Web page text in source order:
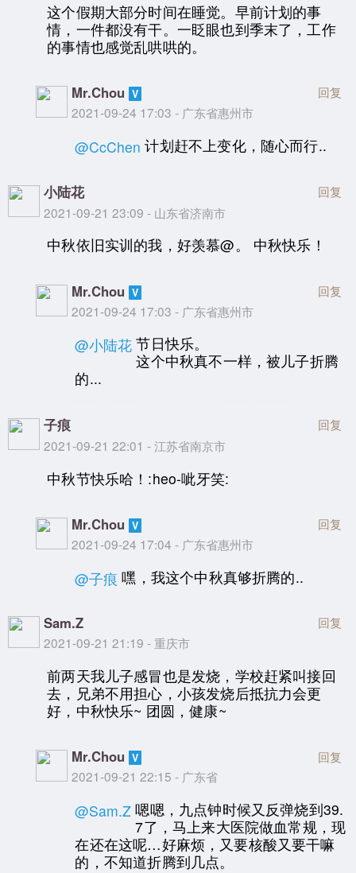
这个假期大部分时间在睡觉。早前计划的事
情，一件都没有干。一眨眼也到季末了，工作
的事情也感觉乱哄哄的。
Mr.Chou
2021-09-24 17:03 - 广东省惠州市
回复
@CcChen 计划赶不上变化，随心而行..
小陆花
2021-09-21 23:09 - 山东省济南市
回复
中秋依旧实训的我，好羡慕@。 中秋快乐！
Mr.Chou
2021-09-24 17:03 - 广东省惠州市
回复
@小陆花 节日快乐。
这个中秋真不一样，被儿子折腾
的...
子痕
2021-09-21 22:01 - 江苏省南京市
回复
中秋节快乐哈！:heo-呲牙笑:
Mr.Chou
2021-09-24 17:04 - 广东省惠州市
回复
@子痕 嘿，我这个中秋真够折腾的..
Sam.Z
2021-09-21 21:19 - 重庆市
回复
前两天我儿子感冒也是发烧，学校赶紧叫接回
去，兄弟不用担心，小孩发烧后抵抗力会更
好，中秋快乐~ 团圆，健康~
Mr.Chou
2021-09-21 22:15 - 广东省
回复
@Sam.Z 嗯嗯，九点钟时候又反弹烧到39.
7了，马上来大医院做血常规，现
在还在这呢…好麻烦，又要核酸又要干嘛
的，不知道折腾到几点。